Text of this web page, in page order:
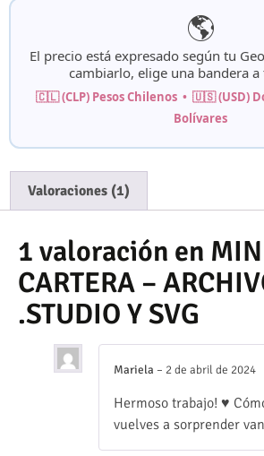
🌎
El precio está expresado según tu
cambiarlo, elige una bandera a
🇨🇱 (CLP) Pesos Chilenos • 🇺🇸 (USD)
Bolívares
Valoraciones (1)
1 valoración en
CARTERA –
.STUDIO Y SVG
Mariela – 2 de abril de 2024
Hermoso trabajo! ♥️
vuelves a sorprender